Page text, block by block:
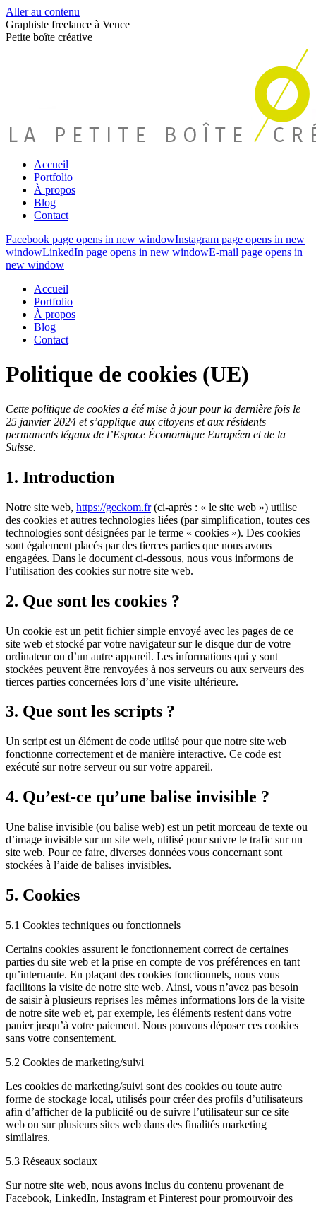
Aller au contenu
Graphiste freelance à Vence
Petite boîte créative
Accueil
Portfolio
À propos
Blog
Contact
Facebook page opens in new windowInstagram page opens in new
windowLinkedIn page opens in new windowE-mail page opens in
new window
Accueil
Portfolio
À propos
Blog
Contact
Politique de cookies (UE)
Cette politique de cookies a été mise à jour pour la dernière fois le
25 janvier 2024 et s’applique aux citoyens et aux résidents
permanents légaux de l’Espace Économique Européen et de la
Suisse.
1. Introduction
Notre site web, https://geckom.fr(ci-après : « le site web ») utilise
des cookies et autres technologies liées (par simplification, toutes ces
technologies sont désignées par le terme « cookies »). Des cookies
sont également placés par des tierces parties que nous avons
engagées. Dans le document ci-dessous, nous vous informons de
l’utilisation des cookies sur notre site web.
2. Que sont les cookies ?
Un cookie est un petit fichier simple envoyé avec les pages de ce
site web et stocké par votre navigateur sur le disque dur de votre
ordinateur ou d’un autre appareil. Les informations qui y sont
stockées peuvent être renvoyées à nos serveurs ou aux serveurs des
tierces parties concernées lors d’une visite ultérieure.
3. Que sont les scripts ?
Un script est un élément de code utilisé pour que notre site web
fonctionne correctement et de manière interactive. Ce code est
exécuté sur notre serveur ou sur votre appareil.
4. Qu’est-ce qu’une balise invisible ?
Une balise invisible (ou balise web) est un petit morceau de texte ou
d’image invisible sur un site web, utilisé pour suivre le trafic sur un
site web. Pour ce faire, diverses données vous concernant sont
stockées à l’aide de balises invisibles.
5. Cookies
5.1 Cookies techniques ou fonctionnels
Certains cookies assurent le fonctionnement correct de certaines
parties du site web et la prise en compte de vos préférences en tant
qu’internaute. En plaçant des cookies fonctionnels, nous vous
facilitons la visite de notre site web. Ainsi, vous n’avez pas besoin
de saisir à plusieurs reprises les mêmes informations lors de la visite
de notre site web et, par exemple, les éléments restent dans votre
panier jusqu’à votre paiement. Nous pouvons déposer ces cookies
sans votre consentement.
5.2 Cookies de marketing/suivi
Les cookies de marketing/suivi sont des cookies ou toute autre
forme de stockage local, utilisés pour créer des profils d’utilisateurs
afin d’afficher de la publicité ou de suivre l’utilisateur sur ce site
web ou sur plusieurs sites web dans des finalités marketing
similaires.
5.3 Réseaux sociaux
Sur notre site web, nous avons inclus du contenu provenant de
Facebook, LinkedIn, Instagram et Pinterest pour promouvoir des